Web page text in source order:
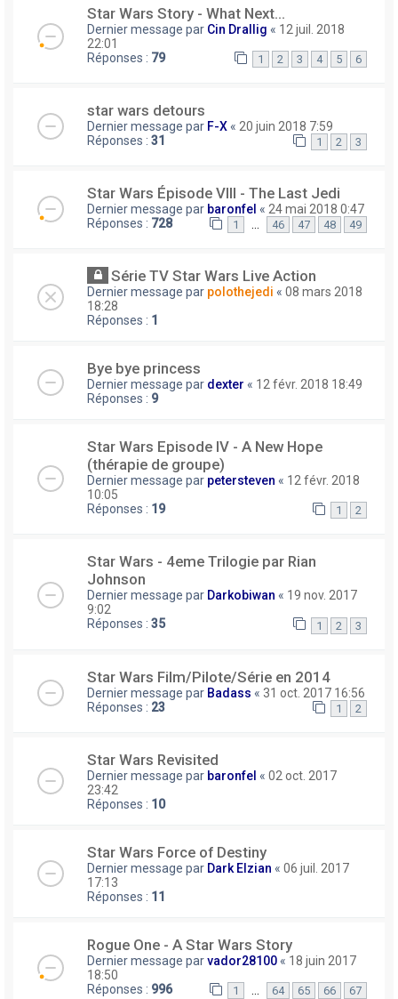
Star Wars Story - What Next...
Dernier message par Cin Drallig « 12 juil. 2018
22:01
Réponses : 79 1 2 3 4 5 6
star wars detours
Dernier message par F-X « 20 juin 2018 7:59
Réponses : 31 1 2 3
Star Wars Épisode VIII - The Last Jedi
Dernier message par baronfel « 24 mai 2018 0:47
Réponses : 728 1 … 46 47 48 49
Série TV Star Wars Live Action
Dernier message par polothejedi « 08 mars 2018
18:28
Réponses : 1
Bye bye princess
Dernier message par dexter « 12 févr. 2018 18:49
Réponses : 9
Star Wars Episode IV - A New Hope
(thérapie de groupe)
Dernier message par petersteven « 12 févr. 2018
10:05
Réponses : 19 1 2
Star Wars - 4eme Trilogie par Rian
Johnson
Dernier message par Darkobiwan « 19 nov. 2017
9:02
Réponses : 35 1 2 3
Star Wars Film/Pilote/Série en 2014
Dernier message par Badass « 31 oct. 2017 16:56
Réponses : 23 1 2
Star Wars Revisited
Dernier message par baronfel « 02 oct. 2017
23:42
Réponses : 10
Star Wars Force of Destiny
Dernier message par Dark Elzian « 06 juil. 2017
17:13
Réponses : 11
Rogue One - A Star Wars Story
Dernier message parvador28100 « 18 juin 2017
18:50
Réponses : 996 1 64 65 66 67